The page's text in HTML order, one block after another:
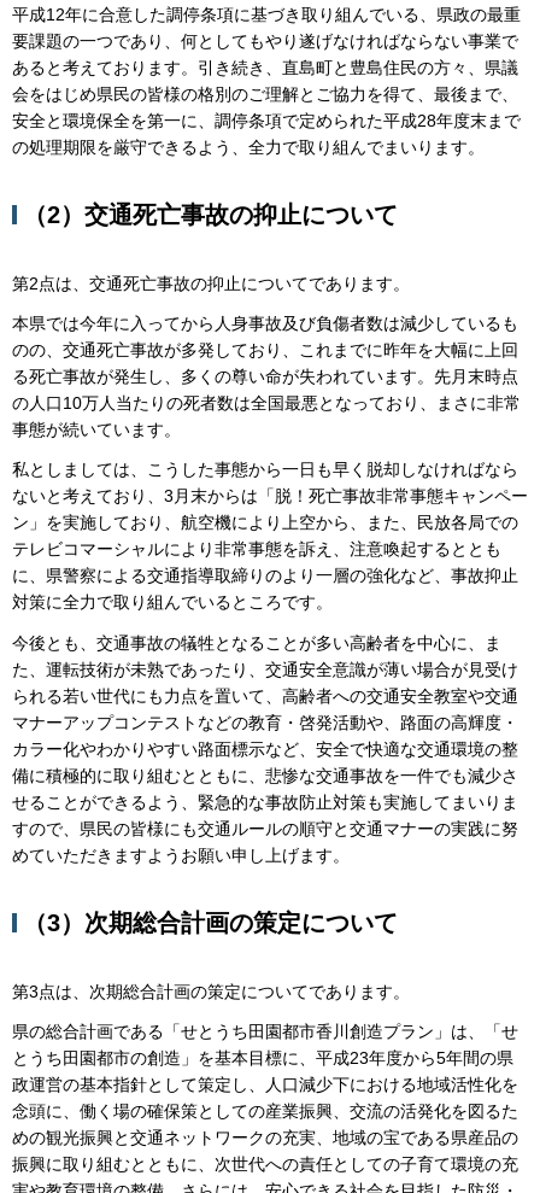
平成12年に合意した調停条項に基づき取り組んでいる、県政の最重
要課題の一つであり、何としてもやり遂げなければならない事業で
あると考えております。引き続き、直島町と豊島住民の方々、県議
会をはじめ県民の皆様の格別のご理解とご協力を得て、最後まで、
安全と環境保全を第一に、調停条項で定められた平成28年度末まで
の処理期限を厳守できるよう、全力で取り組んでまいります。
（2）交通死亡事故の抑止について
第2点は、交通死亡事故の抑止についてであります。
本県では今年に入ってから人身事故及び負傷者数は減少しているも
のの、交通死亡事故が多発しており、これまでに昨年を大幅に上回
る死亡事故が発生し、多くの尊い命が失われています。先月末時点
の人口10万人当たりの死者数は全国最悪となっており、まさに非常
事態が続いています。
私としましては、こうした事態から一日も早く脱却しなければなら
ないと考えており、3月末からは「脱！死亡事故非常事態キャンペー
ン」を実施しており、航空機により上空から、また、民放各局での
テレビコマーシャルにより非常事態を訴え、注意喚起するととも
に、県警察による交通指導取締りのより一層の強化など、事故抑止
対策に全力で取り組んでいるところです。
今後とも、交通事故の犠牲となることが多い高齢者を中心に、ま
た、運転技術が未熟であったり、交通安全意識が薄い場合が見受け
られる若い世代にも力点を置いて、高齢者への交通安全教室や交通
マナーアップコンテストなどの教育・啓発活動や、路面の高輝度・
カラー化やわかりやすい路面標示など、安全で快適な交通環境の整
備に積極的に取り組むとともに、悲惨な交通事故を一件でも減少さ
せることができるよう、緊急的な事故防止対策も実施してまいりま
すので、県民の皆様にも交通ルールの順守と交通マナーの実践に努
めていただきますようお願い申し上げます。
（3）次期総合計画の策定について
第3点は、次期総合計画の策定についてであります。
県の総合計画である「せとうち田園都市香川創造プラン」は、「せ
とうち田園都市の創造」を基本目標に、平成23年度から5年間の県
政運営の基本指針として策定し、人口減少下における地域活性化を
念頭に、働く場の確保策としての産業振興、交流の活発化を図るた
めの観光振興と交通ネットワークの充実、地域の宝である県産品の
振興に取り組むとともに、次世代への責任としての子育て環境の充